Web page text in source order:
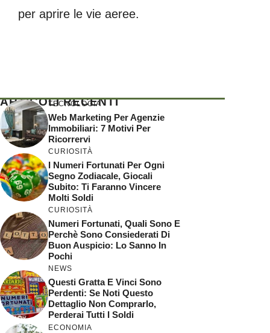
per aprire le vie aeree.
ARTICOLI RECENTI
TECNOLOGIA
Web Marketing Per Agenzie
Immobiliari: 7 Motivi Per
Ricorrervi
CURIOSITÀ
I Numeri Fortunati Per Ogni
Segno Zodiacale, Giocali
Subito: Ti Faranno Vincere
Molti Soldi
CURIOSITÀ
Numeri Fortunati, Quali Sono E
Perchè Sono Consiederati Di
Buon Auspicio: Lo Sanno In
Pochi
NEWS
Questi Gratta E Vinci Sono
Perdenti: Se Noti Questo
Dettaglio Non Comprarlo,
Perderai Tutti I Soldi
ECONOMIA